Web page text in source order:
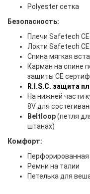
Polyester сетка
Безопасность:
Плечи Safetech
Локти Safetech CE
Спина мягкая
Карман на спине
защиты CE
R.I.S.C. защита
На нижней части
8V для
Beltloop(петля
штанах)
Комфорт:
Перфорированная
Ремни на талии
Петелька для